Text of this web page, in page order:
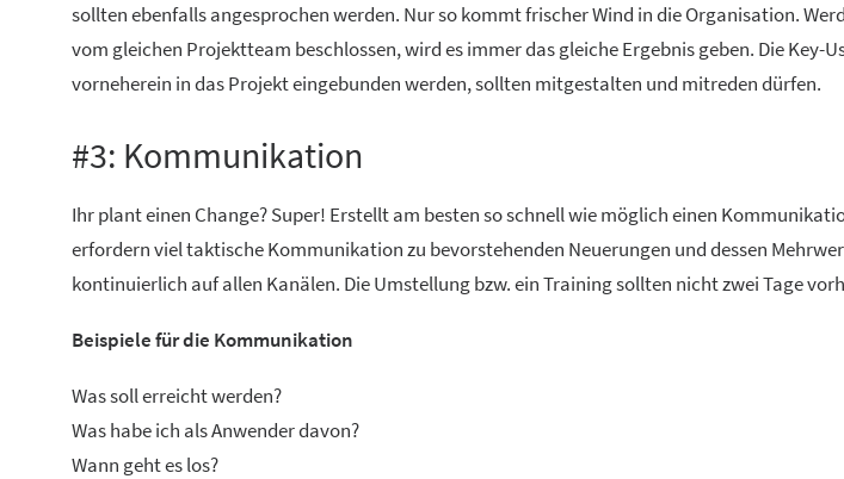
sollten ebenfalls angesprochen werden. Nur so kommt frischer Wind in die Organisation.
vom gleichen Projektteam beschlossen, wird es immer das gleiche Ergebnis geben. Die Key-
vorneherein in das Projekt eingebunden werden, sollten mitgestalten und mitreden dürfen.
#3: Kommunikation
Ihr plant einen Change? Super! Erstellt am besten so schnell wie möglich einen
erfordern viel taktische Kommunikation zu bevorstehenden Neuerungen und dessen
kontinuierlich auf allen Kanälen. Die Umstellung bzw. ein Training sollten nicht zwei Tage
Beispiele für die Kommunikation
Was soll erreicht werden?
Was habe ich als Anwender davon?
Wann geht es los?